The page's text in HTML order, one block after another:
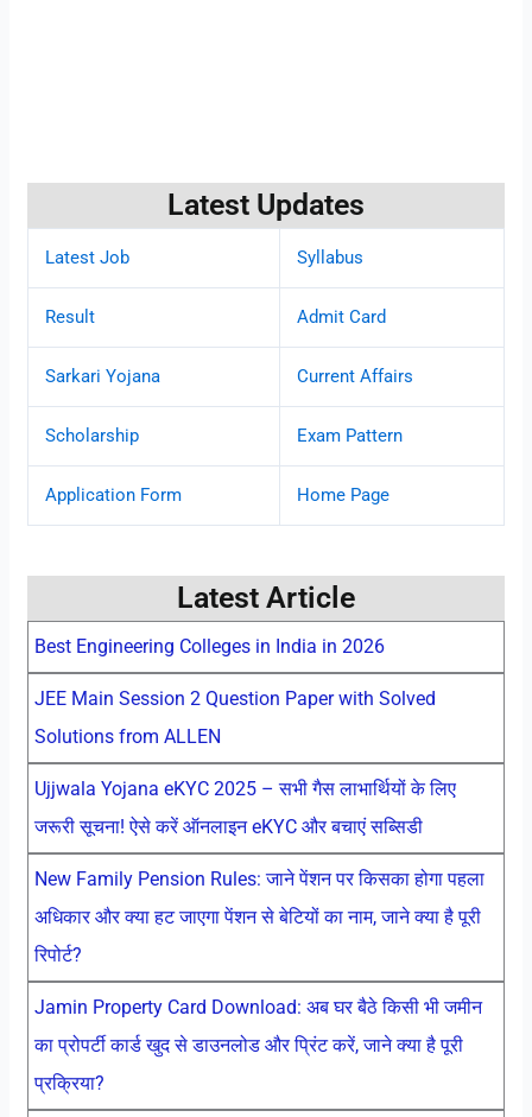
Latest Updates
Latest Job Syllabus
Result Admit Card
Sarkari Yojana Current Affairs
Scholarship Exam Pattern
Application Form Home Page
Latest Article
Best Engineering Colleges in India in 2026
JEE Main Session 2 Question Paper with Solved
Solutions from ALLEN
Ujjwala Yojana eKYC 2025 – सभी गैस लाभार्थियों के लिए
जरूरी सूचना! ऐसे करें ऑनलाइन eKYC और बचाएं सब्सिडी
New Family Pension Rules: जाने पेंशन पर किसका होगा पहला
अधिकार और क्या हट जाएगा पेंशन से बेटियों का नाम, जाने क्या है पूरी
रिपोर्ट?
Jamin Property Card Download: अब घर बैठे किसी भी जमीन
का प्रोपर्टी कार्ड खुद से डाउनलोड और प्रिंट करें, जाने क्या है पूरी
प्रक्रिया?